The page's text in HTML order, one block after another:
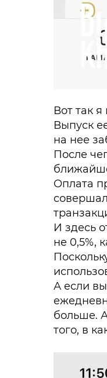
Вот так
Выпуск
на нее
После
Оплата
И здесь
не 0,5%,
А если
больше.
того, в